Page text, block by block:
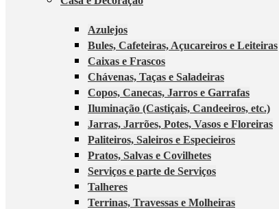
Azulejos
Bules, Cafeteiras, Açucareiros e Leiteiras
Caixas e Frascos
Chávenas, Taças e Saladeiras
Copos, Canecas, Jarros e Garrafas
Iluminação (Castiçais, Candeeiros, etc.)
Jarras, Jarrões, Potes, Vasos e Floreiras
Paliteiros, Saleiros e Especieiros
Pratos, Salvas e Covilhetes
Serviços e parte de Serviços
Talheres
Terrinas, Travessas e Molheiras